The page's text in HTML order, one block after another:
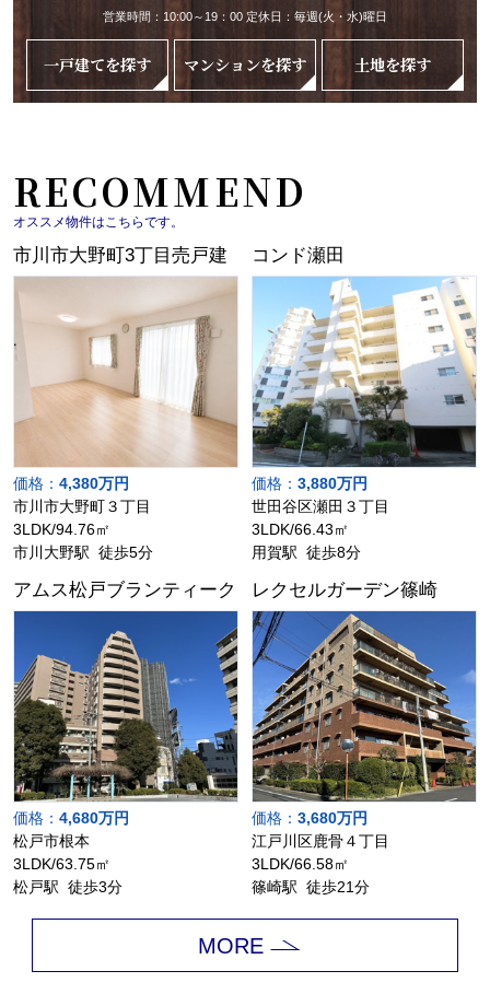
営業時間：10:00～19：00 定休日：毎週(火・水)曜日
一戸建てを探す マンションを探す 土地を探す
RECOMMEND
オススメ物件はこちらです。
市川市大野町3丁目売戸建
価格： 4,380万円
市川市大野町３丁目
3LDK/94.76㎡
市川大野駅 徒歩5分
コンド瀬田
価格： 3,880万円
世田谷区瀬田３丁目
3LDK/66.43㎡
用賀駅 徒歩8分
アムス松戸ブランティーク
価格： 4,680万円
松戸市根本
3LDK/63.75㎡
松戸駅 徒歩3分
レクセルガーデン篠崎
価格： 3,680万円
江戸川区鹿骨４丁目
3LDK/66.58㎡
篠崎駅 徒歩21分
MORE